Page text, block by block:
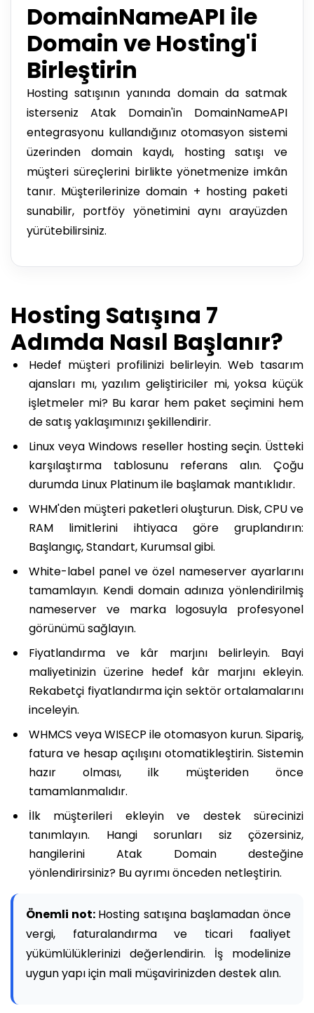
DomainNameAPI ile
Domain ve Hosting'i
Birleştirin
Hosting satışının yanında domain da satmak
isterseniz Atak Domain'in DomainNameAPI
entegrasyonu kullandığınız otomasyon sistemi
üzerinden domain kaydı, hosting satışı ve
müşteri süreçlerini birlikte yönetmenize imkân
tanır. Müşterilerinize domain + hosting paketi
sunabilir, portföy yönetimini aynı arayüzden
yürütebilirsiniz.
Hosting Satışına 7
Adımda Nasıl Başlanır?
Hedef müşteri profilinizi belirleyin. Web tasarım
ajansları mı, yazılım geliştiriciler mi, yoksa küçük
işletmeler mi? Bu karar hem paket seçimini hem
de satış yaklaşımınızı şekillendirir.
Linux veya Windows reseller hosting seçin. Üstteki
karşılaştırma tablosunu referans alın. Çoğu
durumda Linux Platinum ile başlamak mantıklıdır.
WHM'den müşteri paketleri oluşturun. Disk, CPU ve
RAM limitlerini ihtiyaca göre gruplandırın:
Başlangıç, Standart, Kurumsal gibi.
White-label panel ve özel nameserver ayarlarını
tamamlayın. Kendi domain adınıza yönlendirilmiş
nameserver ve marka logosuyla profesyonel
görünümü sağlayın.
Fiyatlandırma ve kâr marjını belirleyin. Bayi
maliyetinizin üzerine hedef kâr marjını ekleyin.
Rekabetçi fiyatlandırma için sektör ortalamalarını
inceleyin.
WHMCS veya WISECP ile otomasyon kurun. Sipariş,
fatura ve hesap açılışını otomatikleştirin. Sistemin
hazır olması, ilk müşteriden önce
tamamlanmalıdır.
İlk müşterileri ekleyin ve destek sürecinizi
tanımlayın. Hangi sorunları siz çözersiniz,
hangilerini Atak Domain desteğine
yönlendirirsiniz? Bu ayrımı önceden netleştirin.
Önemli not: Hosting satışına başlamadan önce
vergi, faturalandırma ve ticari faaliyet
yükümlülüklerinizi değerlendirin. İş modelinize
uygun yapı için mali müşavirinizden destek alın.